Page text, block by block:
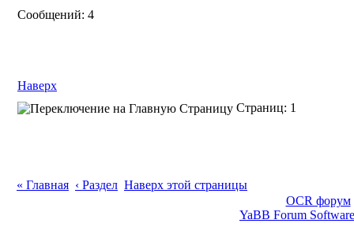
Сообщений: 4
Наверх
Страниц: 1
« Главная ‹ Раздел Наверх этой страницы
OCR форум
YaBB Forum Software